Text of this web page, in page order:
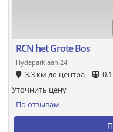
RCN het Grote Bos
Hydeparklaan 24
3.3 км до центра
По отзывам
Уточнить цену